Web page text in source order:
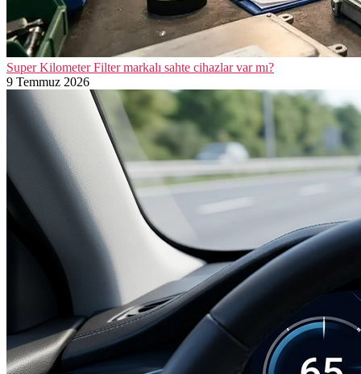
Super Kilometer Filter markalı sahte cihazlar var mı?
9 Temmuz 2026